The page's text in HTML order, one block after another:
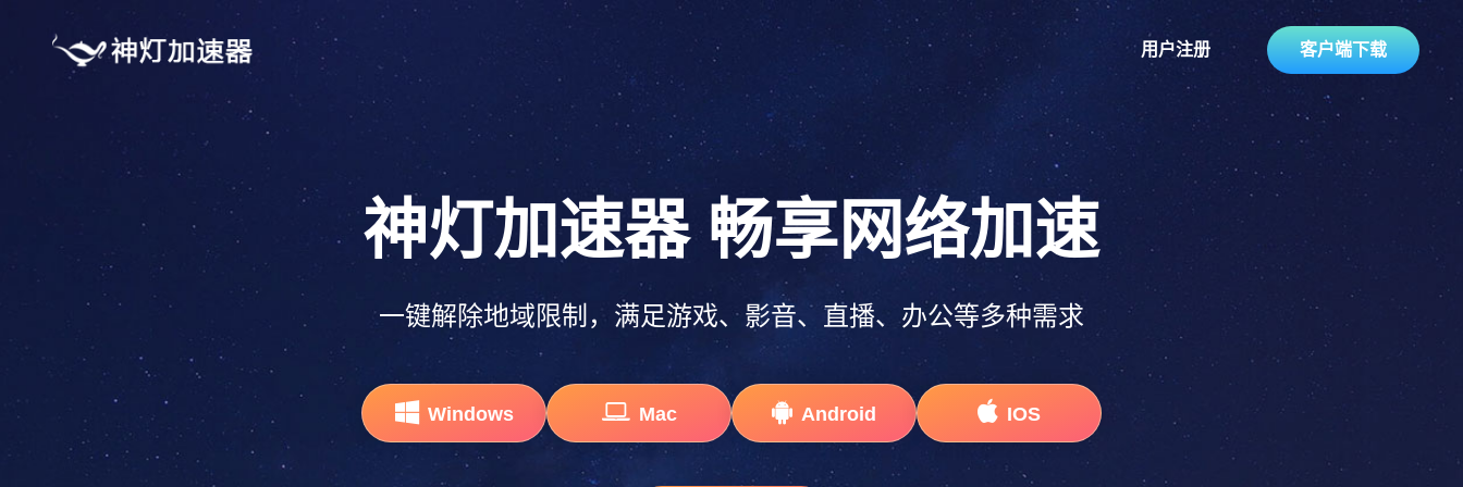
用户注册 客户端下载
神灯加速器 畅享网络加速
一键解除地域限制，满足游戏、影音、直播、办公等多种需求
Windows Mac Android IOS